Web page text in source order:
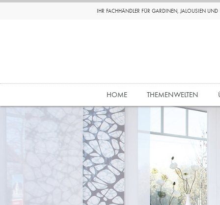
IHR FACHHÄNDLER FÜR GARDINEN, JALOUSIEN
HOME THEMENWELTEN